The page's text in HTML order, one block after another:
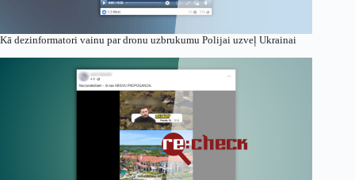
Kā dezinformatori vainu par dronu uzbrukumu Polijai uzveļ Ukrainai